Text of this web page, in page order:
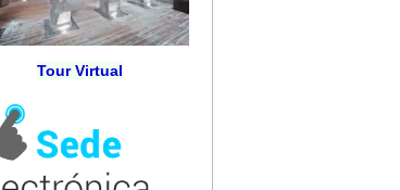
Tour Virtual